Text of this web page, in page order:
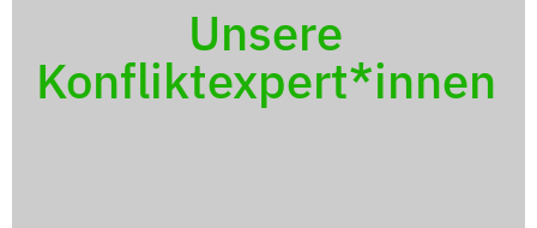
Unsere
Konfliktexpert*innen